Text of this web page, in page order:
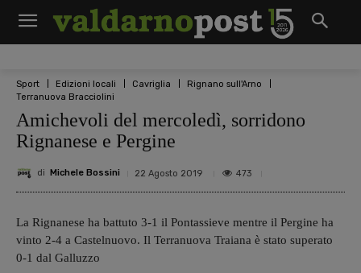
Sport Edizioni locali Cavriglia
Rignano sull'Arno
Terranuova Bracciolini
Amichevoli del mercoledì, sorridono
Rignanese e Pergine
di Michele Bossini 22 Agosto 2019 473
La Rignanese ha battuto 3-1 il Pontassieve mentre il Pergine ha
vinto 2-4 a Castelnuovo. Il Terranuova Traiana è stato superato
0-1 dal Galluzzo